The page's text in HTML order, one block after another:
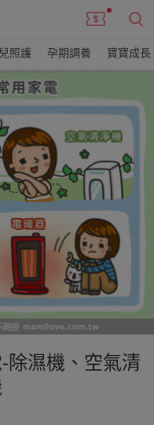
照護 孕期調養 寶寶成長
除濕機、空氣清